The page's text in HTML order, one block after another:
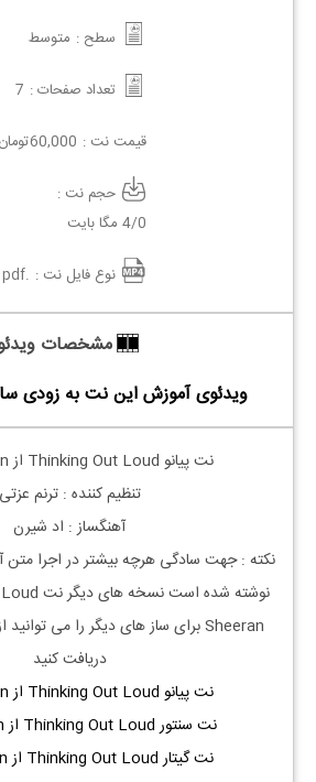
سطح : متوسط
تعداد صفحات : 7
قیمت نت : 60,000تومان
حجم نت :
4/0 مگا بایت
نوع فایل نت : .pdf
مشخصات
ویدئوی آموزش این نت به زودی
نت پیانو Thinking Out Loud از Ed Sheeran
تنظیم کننده : ترنم عزتی
آهنگساز : اد شیرن
نکته : جهت سادگی هرچه بیشتر در اجرا متن
نوشته شده است نسخه های دیگر نت
Sheeranبرای ساز های دیگر را می
دریافت کنید
نت پیانو Thinking Out Loud از Ed Sheeran
نت سنتور Thinking Out Loud از Ed Sheeran
نت گیتار Thinking Out Loud از Ed Sheeran